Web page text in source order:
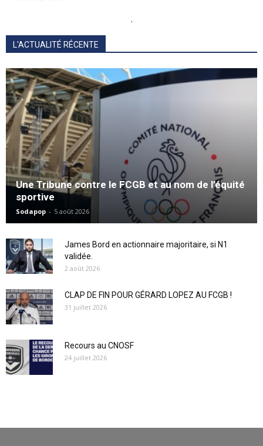
.
L'ACTUALITÉ RÉCENTE
Une Tribune contre le FCGB et au nom de l’équité
sportive
Sodapop - 5 août 2026
James Bord en actionnaire majoritaire, si N1
validée.
2 août 2026
CLAP DE FIN POUR GÉRARD LOPEZ AU FCGB !
31 juillet 2026
Recours au CNOSF
24 juillet 2026